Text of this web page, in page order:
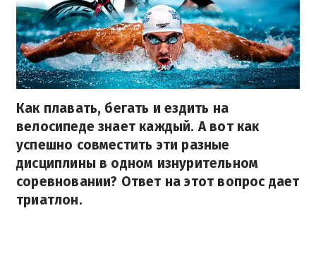
Как плавать, бегать и ездить на
велосипеде знает каждый. А вот как
успешно совместить эти разные
дисциплины в одном изнурительном
соревновании? Ответ на этот вопрос дает
триатлон.